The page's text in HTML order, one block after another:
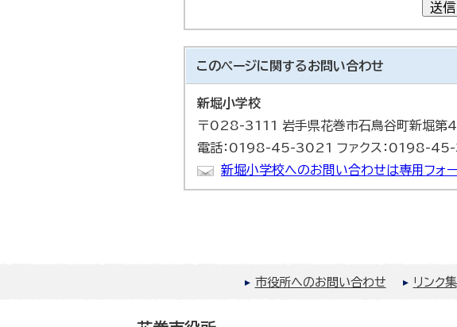
送信
このページに関するお問い合わせ
新堀小学校
〒028-3111 岩手県花巻市石鳥谷町新堀第
電話：0198-45-3021 ファクス：0198-
新堀小学校へのお問い合わせは専用フォ
市役所へのお問い合わせ リンク集